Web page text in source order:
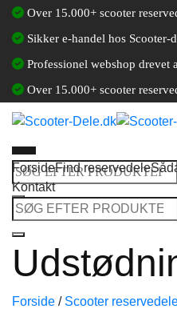
Fortsæt
indhold
Over 15.000+ scooter
Sikker e-handel hos Scooter-
Professionel webshop drevet
Over 15.000+ scooter
Søg
efter:
Log ind / Opret en
ForsideFind reservedele
Kontakt
Søg
efter:
Forside / Scooter